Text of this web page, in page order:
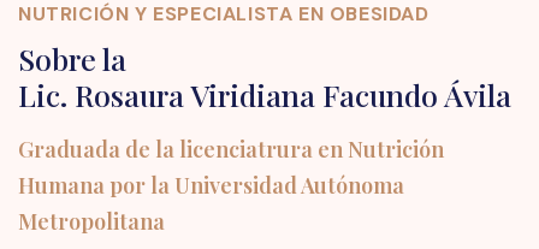
NUTRICIÓN Y ESPECIALISTA EN OBESIDAD
Sobre la
Lic. Rosaura Viridiana Facundo Ávila
Graduada de la licenciatrura en Nutrición
Humana por la Universidad Autónoma
Metropolitana